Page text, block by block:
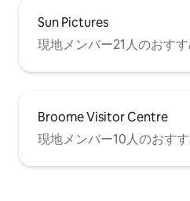
Sun Pictures
現地メンバー21人のおす
Broome Visitor Centre
現地メンバー10人のおす